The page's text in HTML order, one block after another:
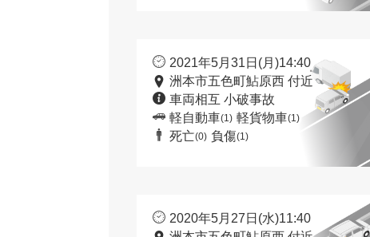
2021年5月31日(月)14:40
洲本市五色町鮎原西 付近
車両相互 小破事故
軽自動車(1) 軽貨物車(1)
死亡(0) 負傷(1)
2020年5月27日(水)11:40